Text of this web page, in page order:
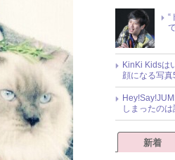
“
KinKi Kidsは
顔になる写真
しまったのは
新着